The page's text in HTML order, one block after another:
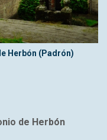
Herbón (Padrón)
de Herbón